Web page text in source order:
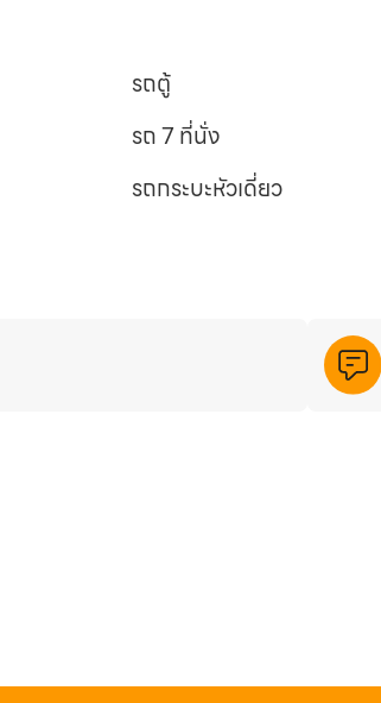
รถตู้
รถ 7 ที่นั่ง
รถกระบะหัวเดี่ยว